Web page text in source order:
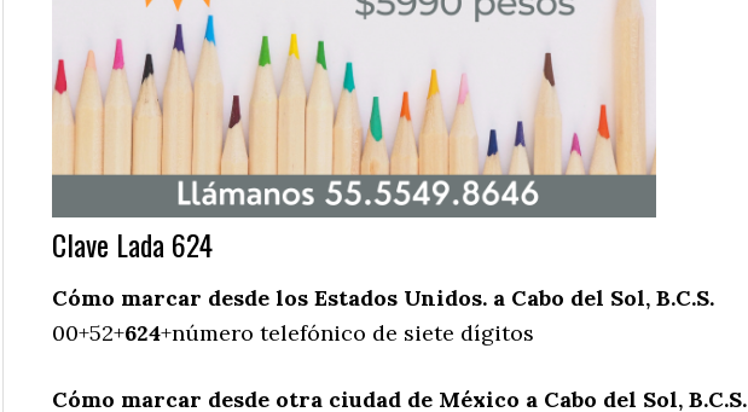
Clave Lada 624
Cómo marcar desde los Estados Unidos. a Cabo del Sol, B.C.S.
00+52+624+número telefónico de siete dígitos
Cómo marcar desde otra ciudad de México a Cabo del Sol, B.C.S.